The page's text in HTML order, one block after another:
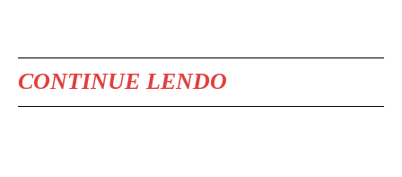
CONTINUE LENDO